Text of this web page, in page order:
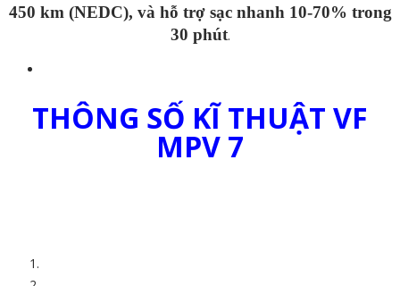
450 km (NEDC), và hỗ trợ sạc nhanh 10-70% trong
30 phút.
THÔNG SỐ KĨ THUẬT VF
MPV 7